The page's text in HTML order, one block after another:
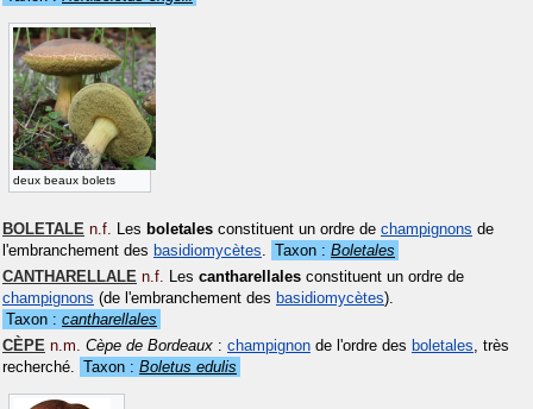
deux beaux bolets
BOLETALE n.f. Les boletales constituent un ordre de champignons de
l'embranchement des basidiomycètes. Taxon : Boletales
CANTHARELLALE n.f. Les cantharellales constituent un ordre de
champignons (de l'embranchement des basidiomycètes).
Taxon : cantharellales
CÈPE n.m. Cèpe de Bordeaux : champignon de l'ordre des boletales, très
recherché. Taxon : Boletus edulis